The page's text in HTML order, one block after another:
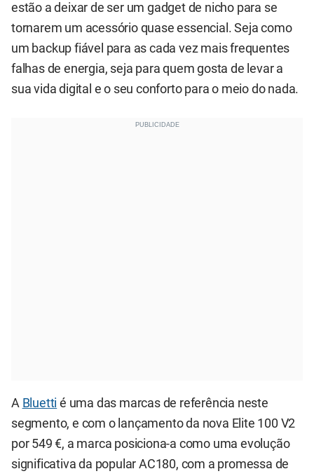
estão a deixar de ser um gadget de nicho para se
tornarem um acessório quase essencial. Seja como
um backup fiável para as cada vez mais frequentes
falhas de energia, seja para quem gosta de levar a
sua vida digital e o seu conforto para o meio do nada.
A Bluetti é uma das marcas de referência neste
segmento, e com o lançamento da nova Elite 100 V2
por 549 €, a marca posiciona-a como uma evolução
significativa da popular AC180, com a promessa de